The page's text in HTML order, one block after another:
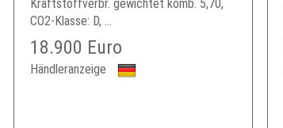
Kraftstoffverbr. gewichtet komb. 5,70,
CO2-Klasse: D, ...
18.900 Euro
Händleranzeige